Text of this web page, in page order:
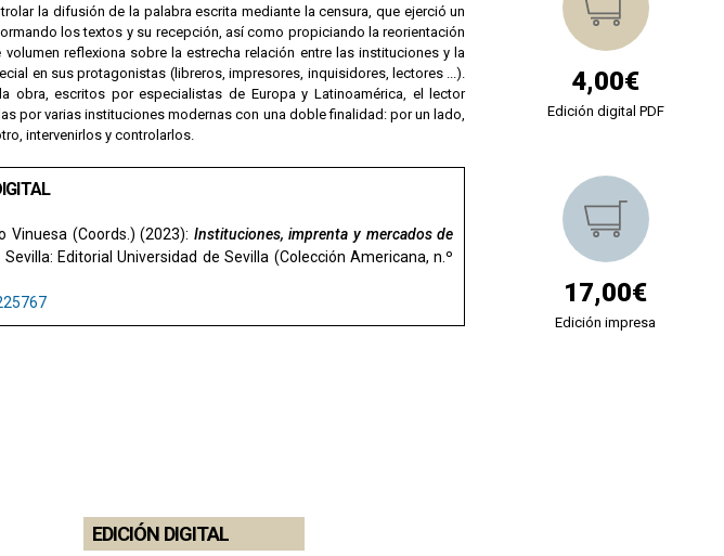
la difusión de la palabra escrita mediante la censura, que ejerció un
los textos y su recepción, así como propiciando la reorientación
reflexiona sobre la estrecha relación entre las instituciones y la
en sus protagonistas (libreros, impresores, inquisidores, lectores ...).
escritos por especialistas de Europa y Latinoamérica, el lector
por varias instituciones modernas con una doble finalidad: por un lado,
intervenirlos y controlarlos.
Vinuesa (Coords.) (2023): Instituciones, imprenta y mercados de
Sevilla: Editorial Universidad de Sevilla (Colección Americana, n.º
EDICIÓN DIGITAL
4,00€
Edición digital PDF
17,00€
Edición impresa